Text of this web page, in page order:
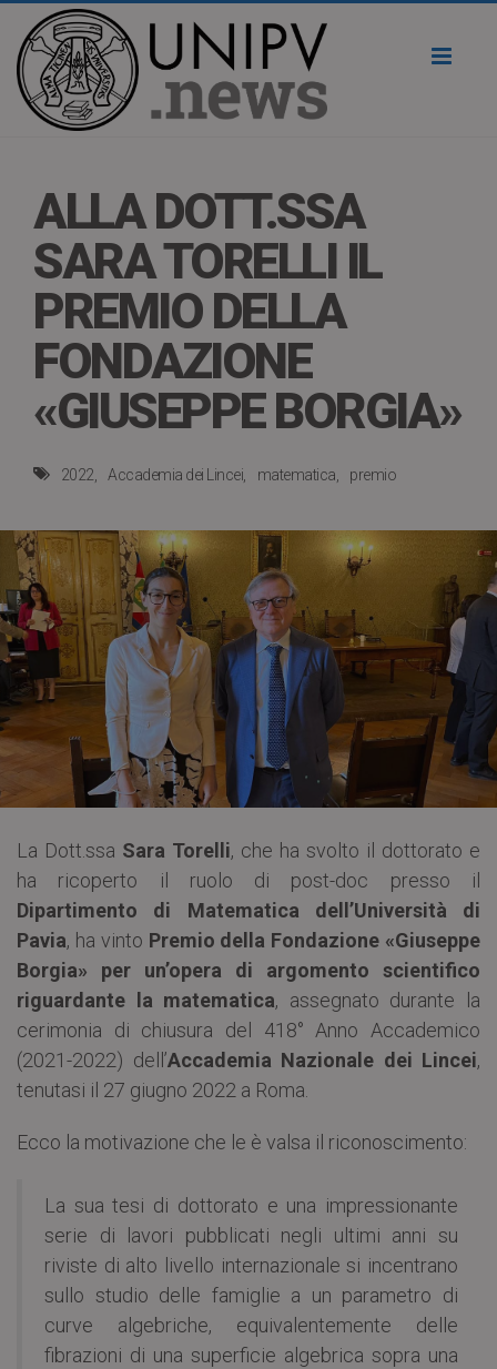
ALLA DOTT.SSA
SARA TORELLI IL
PREMIO DELLA
FONDAZIONE
«GIUSEPPE BORGIA»
2022 Accademia dei Lincei matematica premio
La Dott.ssa Sara Torelli, che ha svolto il dottorato e
ha ricoperto il ruolo di post-doc presso il
Dipartimento di Matematica dell’Università di
Pavia, ha vinto Premio della Fondazione «Giuseppe
Borgia»
per un’opera di argomento scientifico
riguardante la matematica, assegnato durante la
cerimonia di chiusura del 418° Anno Accademico
(2021-2022) dell’Accademia Nazionale dei Lincei,
tenutasi il 27 giugno 2022 a Roma.
Ecco la motivazione che le è valsa il riconoscimento:
La sua tesi di dottorato e una impressionante
serie di lavori pubblicati negli ultimi anni su
riviste di alto livello internazionale si incentrano
sullo studio delle famiglie a un parametro di
curve algebriche, equivalentemente delle
fibrazioni di una superficie algebrica sopra una